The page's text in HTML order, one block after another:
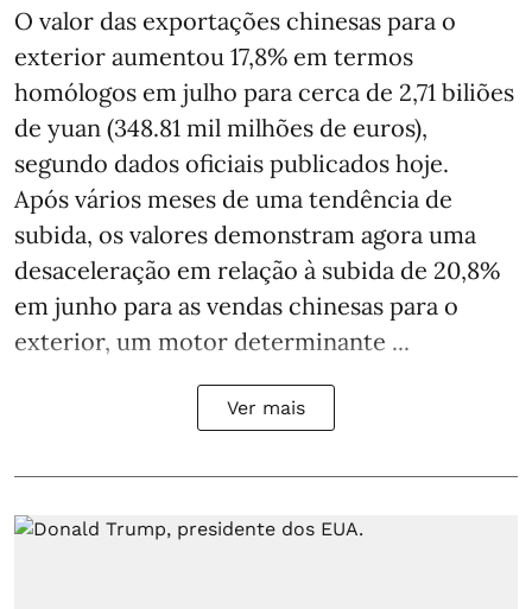
O valor das exportações chinesas para o
exterior aumentou 17,8% em termos
homólogos em julho para cerca de 2,71 biliões
de yuan (348.81 mil milhões de euros),
segundo dados oficiais publicados hoje.
Após vários meses de uma tendência de
subida, os valores demonstram agora uma
desaceleração em relação à subida de 20,8%
em junho para as vendas chinesas para o
exterior, um motor determinante ...
Ver mais